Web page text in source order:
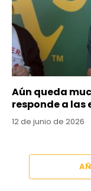
Aún queda
responde a
12 de junio de 2026